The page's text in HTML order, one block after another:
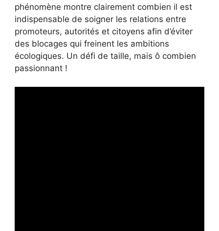
phénomène montre clairement combien il est
indispensable de soigner les relations entre
promoteurs, autorités et citoyens afin d’éviter
des blocages qui freinent les ambitions
écologiques. Un défi de taille, mais ô combien
passionnant !